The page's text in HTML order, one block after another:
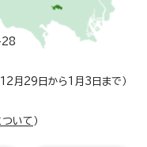
28
12月29日から1月3日まで）
いて ）